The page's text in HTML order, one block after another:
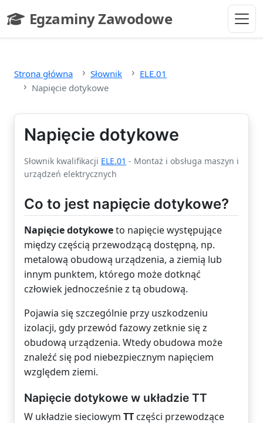
Egzaminy Zawodowe
- strona główna
Strona główna Słownik
ELE.01
Napięcie dotykowe
Napięcie dotykowe
Słownik kwalifikacji ELE.01 - Montaż i obsługa maszyn i
urządzeń elektrycznych
Co to jest napięcie dotykowe?
Napięcie dotykoweto napięcie występujące
między częścią przewodzącą dostępną, np.
metalową obudową urządzenia, a ziemią lub
innym punktem, którego może dotknąć
człowiek jednocześnie z tą obudową.
Pojawia się szczególnie przy uszkodzeniu
izolacji, gdy przewód fazowy zetknie się z
obudową urządzenia. Wtedy obudowa może
znaleźć się pod niebezpiecznym napięciem
względem ziemi.
Napięcie dotykowe w układzie TT
W układzie sieciowym TT części przewodzące